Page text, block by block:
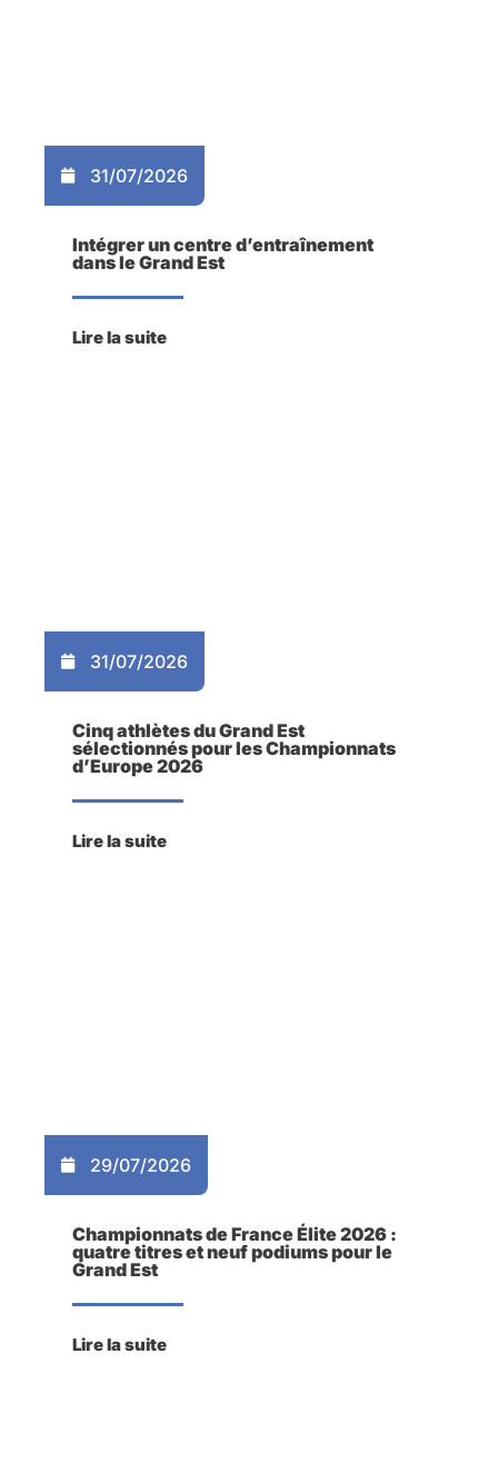
31/07/2026
Intégrer un centre d’entraînement
dans le Grand Est
Lire la suite
31/07/2026
Cinq athlètes du Grand Est
sélectionnés pour les Championnats
d’Europe 2026
Lire la suite
29/07/2026
Championnats de France Élite 2026 :
quatre titres et neuf podiums pour le
Grand Est
Lire la suite